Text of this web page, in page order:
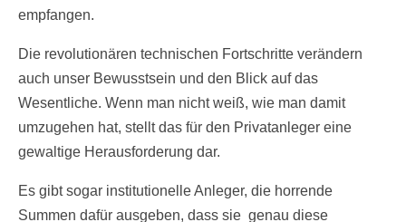
empfangen.
Die revolutionären technischen Fortschritte verändern
auch unser Bewusstsein und den Blick auf das
Wesentliche. Wenn man nicht weiß, wie man damit
umzugehen hat, stellt das für den Privatanleger eine
gewaltige Herausforderung dar.
Es gibt sogar institutionelle Anleger, die horrende
Summen dafür ausgeben, dass sie genau diese